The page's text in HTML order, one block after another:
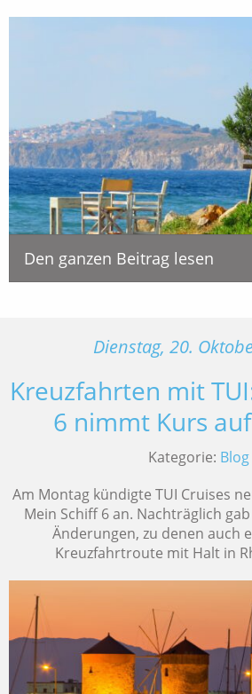
Den ganzen Beitrag lesen
Dienstag, 20.
Kreuzfahrten mit
6 nimmt Kurs
Kategorie: Blog
Am Montag kündigte TUI Cruises
Mein Schiff 6 an. Nachträglich
Änderungen, zu denen auch
Kreuzfahrtroute mit Halt in